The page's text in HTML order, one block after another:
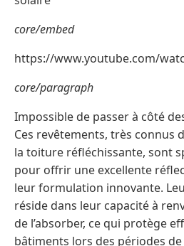
core/embed
https://www.youtube.com/
core/paragraph
Impossible de passer à côté
Ces revêtements, très connus
la toiture réfléchissante, sont
pour offrir une excellente
leur formulation innovante.
réside dans leur capacité à
de l’absorber, ce qui protège
bâtiments lors des périodes